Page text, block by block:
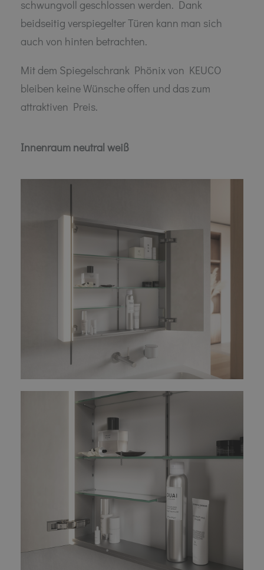
schwungvoll geschlossen werden. Dank
beidseitig verspiegelter Türen kann man sich
auch von hinten betrachten.
Mit dem Spiegelschrank Phönix von KEUCO
bleiben keine Wünsche offen und das zum
attraktiven Preis.
Innenraum neutral weiß